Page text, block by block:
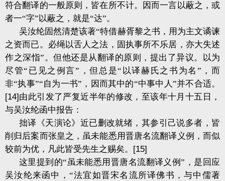
符合翻译的一般原则，皆在所不计。因而一言以蔽之，或
者一“字”以蔽之，就是“达”。
吴汝纶固然清楚该著“特借赫胥黎之书，用为主文谲谏
之资而已。必绳以舌人之法，固执事所不乐居，亦大失述
作之深恉”。但他还是从翻译的原则，提出了异议。以为
尽管“已见之例言”，但总是“以译赫氏之书为名”，而
非“执事”“自为一书”，因而其中的“中事中人”并不合适。
[14]由此引发了严复近半年的修改，至该年十月十五日，
与吴汝纶函中报告：
拙译《天演论》近已删改就绪，其参引己说多者，皆
削归后案而张皇之，虽未能悉用晋唐名流翻译义例，而似
较前为优，凡此皆受先生之赐矣。 [15]
这里提到的“虽未能悉用晋唐名流翻译义例”，是回应
吴汝纶来函中，“法宜如晋宋名流所译佛书，与中儒著